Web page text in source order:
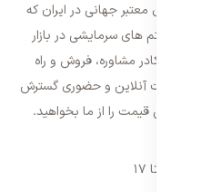
با برند های معتبر جهانی در ایران که
خود را از سال ۱۳۸۷ با فروش سیستم های سرمایشی در بازار
شروع و از سال ۱۳۹۵ با بهره گیری از کادر مشاوره، فروش و راه
کشور به صورت آنلاین و حضوری گسترش
و بهترین قیمت را از ما بخواهید.